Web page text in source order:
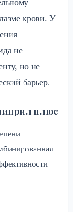
крови. У
не
но не
барьер.
плюс